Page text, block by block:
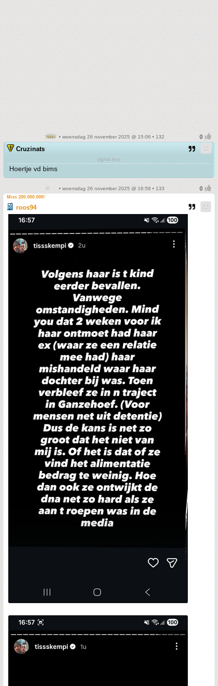
• woensdag 26 november 2025 @ 15:06 • 132
Cruzinats
sigma boy
Hoertje vd bims
• woensdag 26 november 2025 @ 16:58 • 133
Miss 200.000.000!
roos94